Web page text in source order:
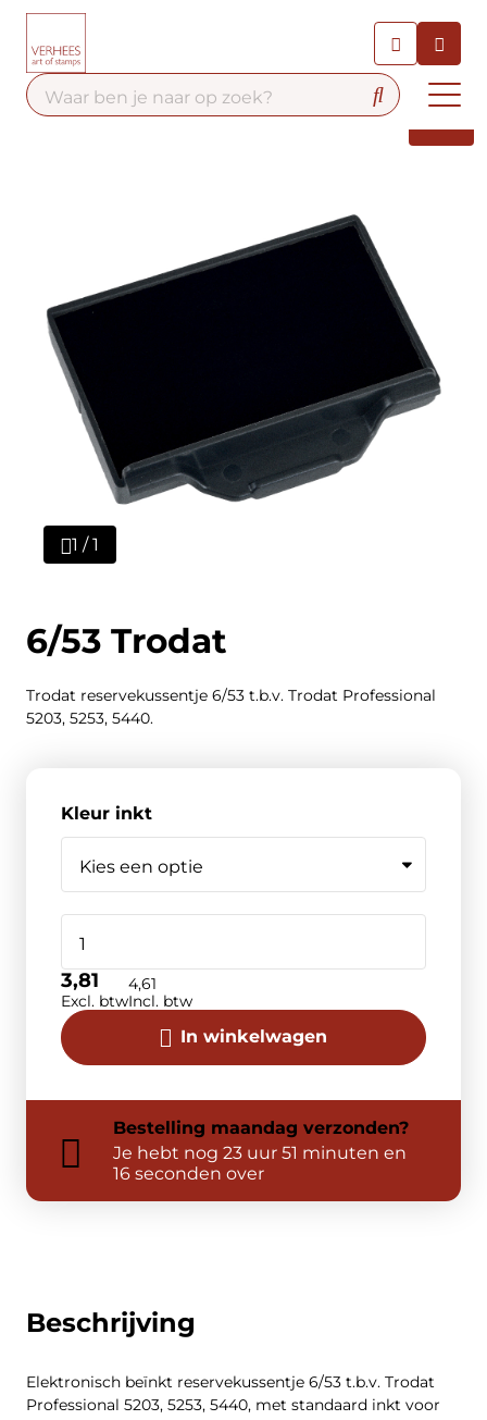
Contact
Beschrijving
Elektronisch beïnkt reservekussentje 6/53 t.b.v. Trodat
Professional 5203, 5253, 5440, met standaard inkt voor
1 / 1
6/53 Trodat
Trodat reservekussentje 6/53 t.b.v. Trodat Professional
5203, 5253, 5440.
Kleur inkt
In winkelwagen
3,81
Excl. btw
4,61
Incl. btw
Bestelling maandag verzonden?
Je hebt nog 23 uur 51 minuten en
16 seconden over